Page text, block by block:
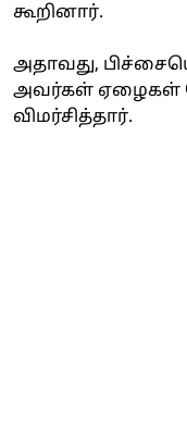
கூறினார்.
அதாவது,
அவர்கள் ஏழைகள்
விமர்சித்தார்.